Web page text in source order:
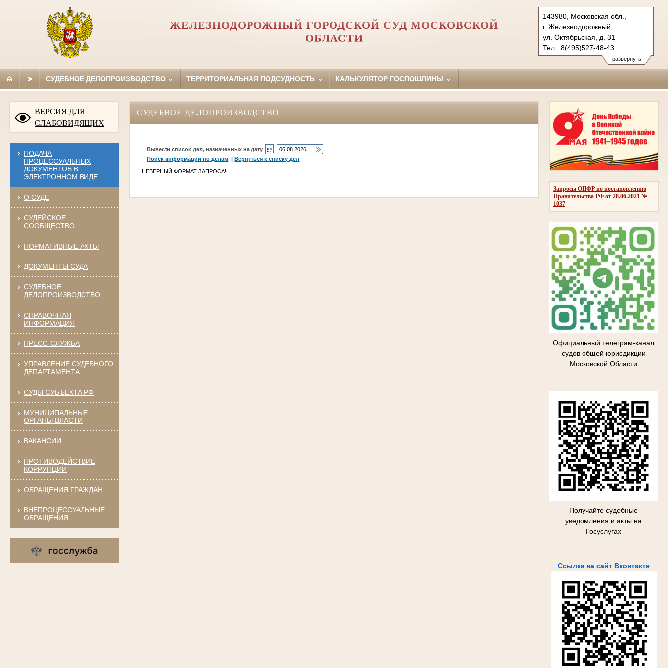
развернуть
143980, Московская обл.,
г. Железнодорожный,
ул. Октябрьская, д. 31
Тел.: 8(495)527-48-43
zheleznodorojniy.mo@sudrf.ru
ЖЕЛЕЗНОДОРОЖНЫЙ ГОРОДСКОЙ СУД МОСКОВСКОЙ
ОБЛАСТИ
СУДЕБНОЕ ДЕЛОПРОИЗВОДСТВО ТЕРРИТОРИАЛЬНАЯ ПОДСУДНОСТЬ КАЛЬКУЛЯТОР ГОСПОШЛИНЫ
ВЕРСИЯ ДЛЯ
СЛАБОВИДЯЩИХ
ПОДАЧА
ПРОЦЕССУАЛЬНЫХ
ДОКУМЕНТОВ В
ЭЛЕКТРОННОМ ВИДЕ
О СУДЕ
СУДЕЙСКОЕ
СООБЩЕСТВО
НОРМАТИВНЫЕ АКТЫ
ДОКУМЕНТЫ СУДА
СУДЕБНОЕ
ДЕЛОПРОИЗВОДСТВО
СПРАВОЧНАЯ
ИНФОРМАЦИЯ
ПРЕСС-СЛУЖБА
УПРАВЛЕНИЕ СУДЕБНОГО
ДЕПАРТАМЕНТА
СУДЫ СУБЪЕКТА РФ
МУНИЦИПАЛЬНЫЕ
ОРГАНЫ ВЛАСТИ
ВАКАНСИИ
ПРОТИВОДЕЙСТВИЕ
КОРРУПЦИИ
ОБРАЩЕНИЯ ГРАЖДАН
ВНЕПРОЦЕССУАЛЬНЫЕ
ОБРАЩЕНИЯ
Запросы ОПФР по постановлению
Правительства РФ от 28.06.2021 №
1037
Официальный телеграм-канал
судов общей юрисдикции
Московской Области
Получайте судебные
уведомления и акты на
Госуслугах
Ссылка на сайт Вконтакте
СУДЕБНОЕ ДЕЛОПРОИЗВОДСТВО
Вывести список дел, назначенных на дату
Поиск информации по делам |Вернуться к списку дел
НЕВЕРНЫЙ ФОРМАТ ЗАПРОСА!